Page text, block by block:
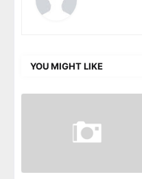
YOU MIGHT LIKE